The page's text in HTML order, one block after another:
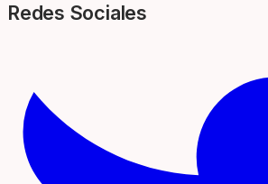
Redes Sociales